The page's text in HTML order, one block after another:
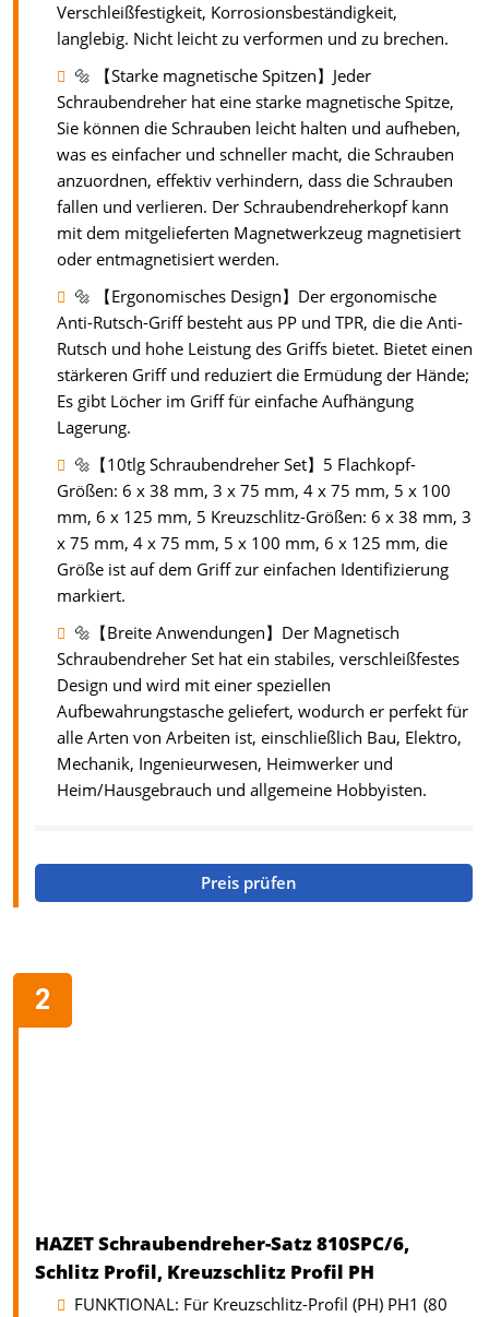
Verschleißfestigkeit, Korrosionsbeständigkeit,
langlebig. Nicht leicht zu verformen und zu brechen.
🔩 【Starke magnetische Spitzen】Jeder
Schraubendreher hat eine starke magnetische Spitze,
Sie können die Schrauben leicht halten und aufheben,
was es einfacher und schneller macht, die Schrauben
anzuordnen, effektiv verhindern, dass die Schrauben
fallen und verlieren. Der Schraubendreherkopf kann
mit dem mitgelieferten Magnetwerkzeug magnetisiert
oder entmagnetisiert werden.
🔩 【Ergonomisches Design】Der ergonomische
Anti-Rutsch-Griff besteht aus PP und TPR, die die Anti-
Rutsch und hohe Leistung des Griffs bietet. Bietet einen
stärkeren Griff und reduziert die Ermüdung der Hände;
Es gibt Löcher im Griff für einfache Aufhängung
Lagerung.
🔩【10tlg Schraubendreher Set】5 Flachkopf-
Größen: 6 x 38 mm, 3 x 75 mm, 4 x 75 mm, 5 x 100
mm, 6 x 125 mm, 5 Kreuzschlitz-Größen: 6 x 38 mm, 3
x 75 mm, 4 x 75 mm, 5 x 100 mm, 6 x 125 mm, die
Größe ist auf dem Griff zur einfachen Identifizierung
markiert.
🔩【Breite Anwendungen】Der Magnetisch
Schraubendreher Set hat ein stabiles, verschleißfestes
Design und wird mit einer speziellen
Aufbewahrungstasche geliefert, wodurch er perfekt für
alle Arten von Arbeiten ist, einschließlich Bau, Elektro,
Mechanik, Ingenieurwesen, Heimwerker und
Heim/Hausgebrauch und allgemeine Hobbyisten.
Preis prüfen
HAZET Schraubendreher-Satz 810SPC/6,
Schlitz Profil, Kreuzschlitz Profil PH
FUNKTIONAL: Für Kreuzschlitz-Profil (PH) PH1 (80